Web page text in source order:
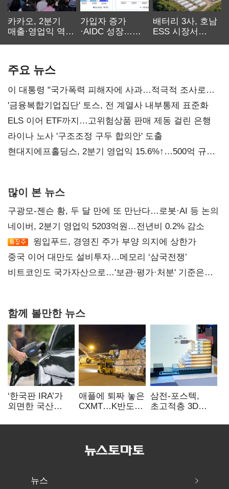
카카오, 2분기
매출·영업익 역대
가입자 증가
·AIDC 성장…
배터리 3사, 호남
ESS 시장서
주요 뉴스
이 대통령 "국가폭력 피해자에 사과…적극적 조사로
진실 밝혀야"
'금융복합기업집단' 토스, 전 계열사 내부통제 표준화
ELS 이어 ETF까지…고위험상품 판매 제동 걸린 은행
라이나 노사 '구조조정 구두 합의안' 도출
현대지에프홀딩스, 2분기 영업익 15.6%↑…500억 규모
많이 본 뉴스
구광모-젠슨 황, 두 달 만에 또 만난다…로봇·AI 등 논의
네이버, 2분기 영업익 5203억원…전년비 0.2% 감소
윙입푸드, 경영진 주가 부양 의지에 상한가
중국 이어 대만도 설비투자…메모리 ‘삼국전쟁’
비트코인도 국가자산으로…'보관·평가·처분' 기준은
함께 볼만한 뉴스
‘한국판 IRA’가
외면한 국산
실효성에 ‘의문’
애플에 퇴짜 놓은
CXMT…K반도체
삼전-포스텍,
초고적층 3D
성능·전력효율
뉴스